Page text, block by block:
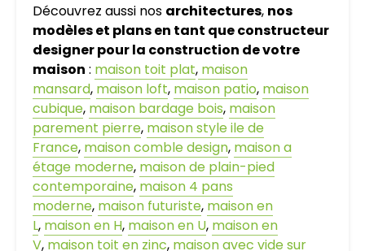
Découvrez aussi nos architectures, nos
modèles et plans en tant que constructeur
designer pour la construction de votre
maison : maison toit plat, maison
mansard, maison loft, maison patio, maison
cubique, maison bardage bois, maison
parement pierre, maison style ile de
France, maison comble design, maison a
étage moderne, maison de plain-pied
contemporaine, maison 4 pans
moderne, maison futuriste, maison en
L, maison en H, maison en U, maison en
V, maison toit en zinc, maison avec vide sur